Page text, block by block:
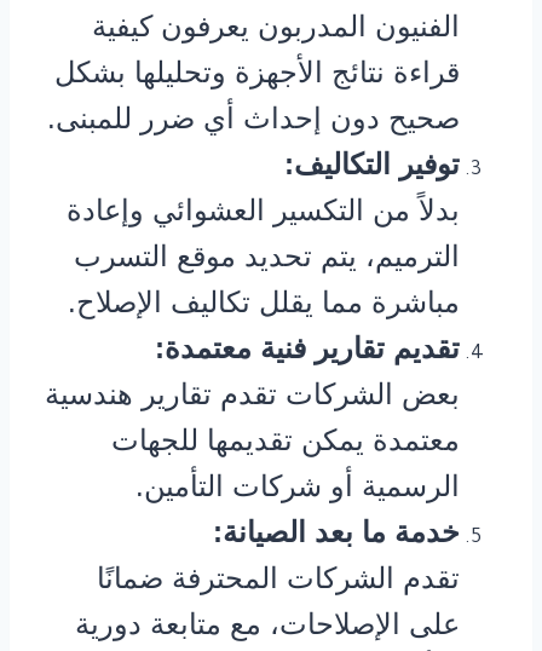
الفنيون المدربون يعرفون كيفية
قراءة نتائج الأجهزة وتحليلها بشكل
صحيح دون إحداث أي ضرر للمبنى.
توفير التكاليف:
بدلاً من التكسير العشوائي وإعادة
الترميم، يتم تحديد موقع التسرب
مباشرة مما يقلل تكاليف الإصلاح.
تقديم تقارير فنية معتمدة:
بعض الشركات تقدم تقارير هندسية
معتمدة يمكن تقديمها للجهات
الرسمية أو شركات التأمين.
خدمة ما بعد الصيانة:
تقدم الشركات المحترفة ضمانًا
على الإصلاحات، مع متابعة دورية